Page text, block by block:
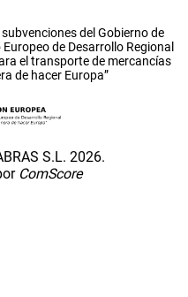
del Gobierno de
de Desarrollo Regional
el transporte de mercancías
de hacer Europa”
S.L. 2026.
ComScore